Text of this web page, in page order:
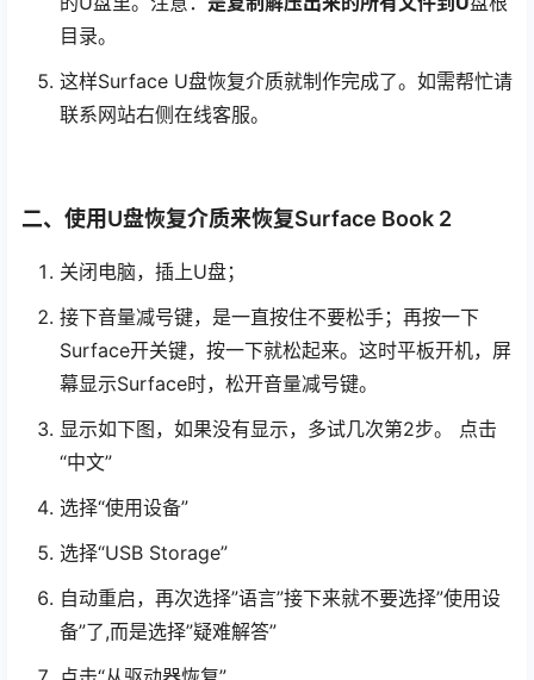
目录。
这样Surface U盘恢复介质就制作完成了。如需帮忙请
联系网站右侧在线客服。
二、使用U盘恢复介质来恢复Surface Book 2
关闭电脑，插上U盘；
接下音量减号键，是一直按住不要松手；再按一下
Surface开关键，按一下就松起来。这时平板开机，屏
幕显示Surface时，松开音量减号键。
显示如下图，如果没有显示，多试几次第2步。 点击
“中文”
选择“使用设备”
选择“USB Storage”
自动重启，再次选择”语言”接下来就不要选择”使用设
备”了,而是选择”疑难解答”